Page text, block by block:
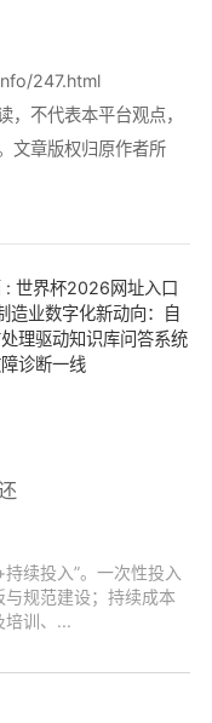
247.html
不代表本平台观点，
文章版权归原作者所
: 世界杯2026网址入口
造业数字化新动向：自
理驱动知识库问答系统
诊断一线
续投入”。一次性投入
规范建设；持续成本
培训、...